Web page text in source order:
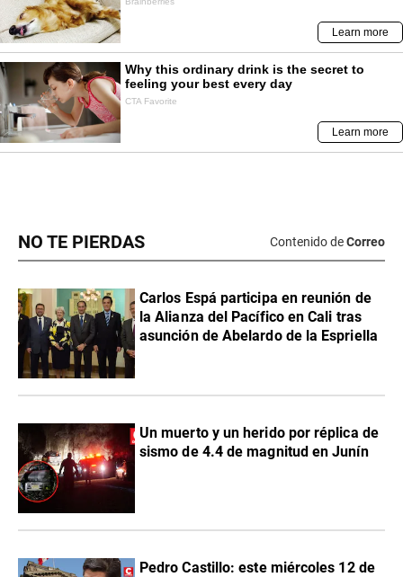
NO TE PIERDAS Contenido deCorreo
Carlos Espá participa en reunión de
la Alianza del Pacífico en Cali tras
asunción de Abelardo de la Espriella
Un muerto y un herido por réplica de
sismo de 4.4 de magnitud en Junín
Pedro Castillo: este miércoles 12 de